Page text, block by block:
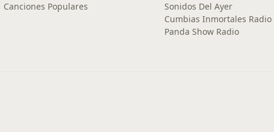
Canciones Populares
Sonidos Del Ayer
Cumbias Inmortales Radio
Panda Show Radio